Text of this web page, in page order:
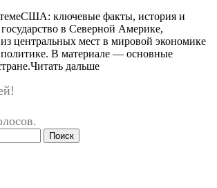
ключевые факты, история и
в Северной Америке,
центральных мест в мировой экономике
В материале — основные
дальше